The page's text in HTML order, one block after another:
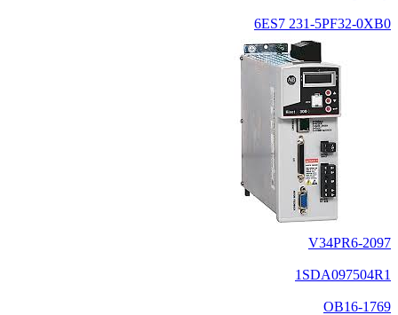
6ES7 231-5PF32-0XB0
2097-V34PR6
1SDA097504R1
1769-OB16